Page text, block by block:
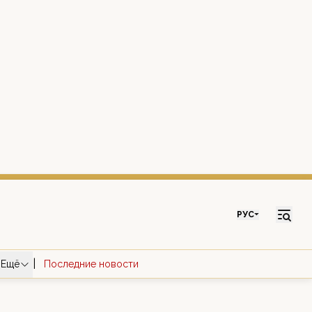
РУС
Ещё Последние новости